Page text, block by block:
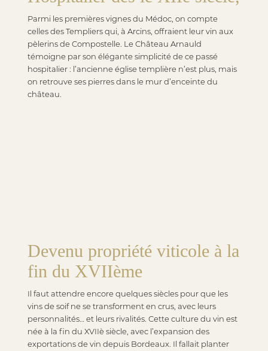
Parmi les premières vignes du Médoc, on compte
celles des Templiers qui, à Arcins, offraient leur vin aux
pèlerins de Compostelle. Le Château Arnauld
témoigne par son élégante simplicité de ce passé
hospitalier : l’ancienne église templière n’est plus, mais
on retrouve ses pierres dans le mur d’enceinte du
château.
Devenu propriété viticole à la
fin du XVIIème
Il faut attendre encore quelques siècles pour que les
vins de soif ne se transforment en crus, avec leurs
personnalités… et leurs rivalités. Cette culture du vin est
née à la fin du XVIIè siècle, avec l’expansion des
exportations de vin depuis Bordeaux. Il fallait planter